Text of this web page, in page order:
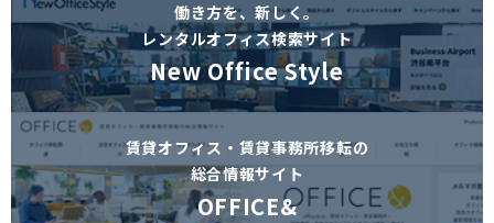
働き方を、新しく。
レンタルオフィス検索サイト
New Office Style
賃貸オフィス・賃貸事務所移転の
総合情報サイト
OFFICE&